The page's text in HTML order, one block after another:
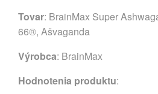
Tovar: BrainMax Super
66®, Ašvaganda
Výrobca: BrainMax
Hodnotenia produktu: